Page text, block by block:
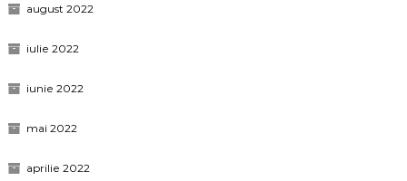
august 2022
iulie 2022
iunie 2022
mai 2022
aprilie 2022